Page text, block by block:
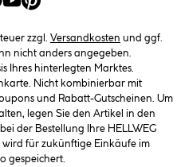
zzgl. Versandkosten und ggf.
nicht anders angegeben.
Ihres hinterlegten Marktes.
Nicht kombinierbar mit
und Rabatt-Gutscheinen. Um
legen Sie den Artikel in den
der Bestellung Ihre HELLWEG
für zukünftige Einkäufe im
gespeichert.